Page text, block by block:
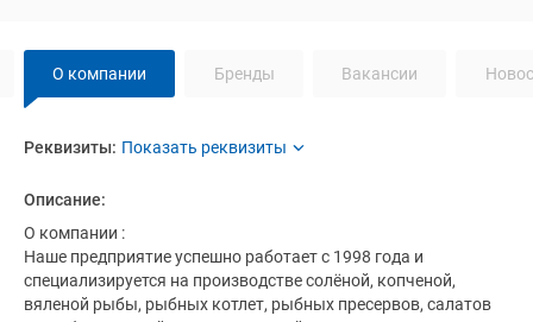
Навигация по страницекомпании
О компании Бренды Вакансии
О компании ПРИБОЙ
Реквизитыкомпании ПРИБОЙ
Реквизиты:
Описание:
О компании :
Наше предприятие успешно работает с 1998 года и
специализируется на производстве солёной, копченой,
вяленой рыбы, рыбных котлет, рыбных пресервов, салатов